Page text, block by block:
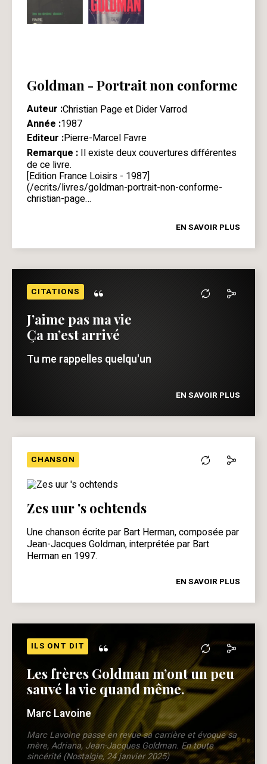
Goldman - Portrait non conforme
Auteur :Christian Page et Dider Varrod
Année :1987
Editeur :Pierre-Marcel Favre
Remarque : Il existe deux couvertures différentes
de ce livre.
[Edition France Loisirs - 1987]
(/ecrits/livres/goldman-portrait-non-conforme-
christian-page…
EN SAVOIR PLUS
CITATIONS “
J’aime pas ma vie
Ça m’est arrivé
Tu me rappelles quelqu'un
EN SAVOIR PLUS
CHANSON
Zes uur 's ochtends
Une chanson écrite par Bart Herman, composée par
Jean-Jacques Goldman, interprétée par Bart
Herman en 1997.
EN SAVOIR PLUS
ILS ONT DIT “
Les frères Goldman m’ont un peu
sauvé la vie quand même.
Marc Lavoine
Marc Lavoine passe en revue sa carrière et évoque sa
mère, Adriana, Jean-Jacques Goldman. En toute
sincérité (Nostalgie, 24 janvier 2025)